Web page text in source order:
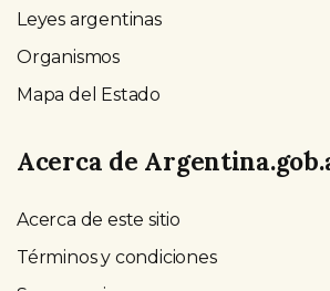
Leyes argentinas
Organismos
Mapa del Estado
Acerca de
Acerca de este sitio
Términos y condiciones